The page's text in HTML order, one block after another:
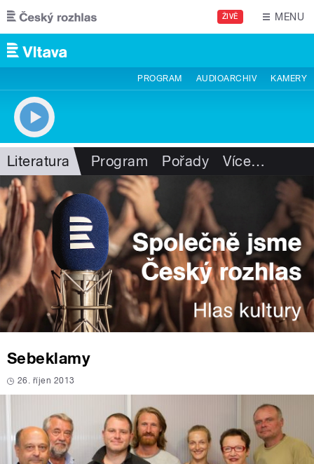
Přejít k hlavnímu obsahu
ŽIVĚ MENU
PROGRAM AUDIOARCHIV KAMERY
Literatura Program Pořady Více…
Sebeklamy
26. říjen 2013